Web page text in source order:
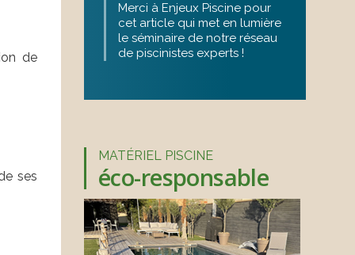
de
ses
Merci à Enjeux Piscine pour
cet article qui met en lumière
le séminaire de notre réseau
de piscinistes experts !
MATÉRIEL PISCINE
éco-responsable